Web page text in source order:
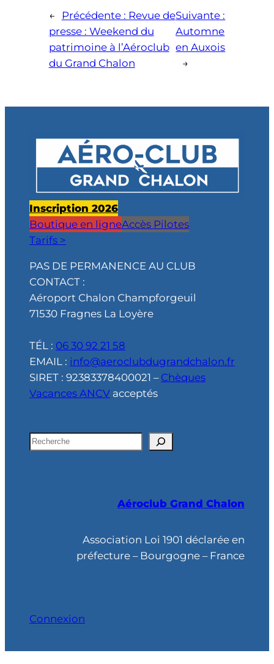
← Précédente : Revue de
presse : Weekend du
patrimoine à l’Aéroclub
du Grand Chalon
Suivante :
Automne
en Auxois
→
Inscription 2026
Boutique en ligneAccès Pilotes
Tarifs >
PAS DE PERMANENCE AU CLUB
CONTACT :
Aéroport Chalon Champforgeuil
71530 Fragnes La Loyère
TÉL : 06 30 92 21 58
EMAIL : info@aeroclubdugrandchalon.fr
SIRET : 92383378400021 – Chèques
Vacances ANCV acceptés
R
Aéroclub Grand Chalon
Association Loi 1901 déclarée en
préfecture – Bourgogne – France
Connexion